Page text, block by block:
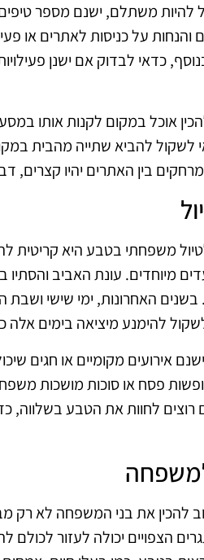
להיות משתלם, ישנם מספר
על כניסות לאתרים או
כדאי לבדוק אם ישנן
אוכל במקום לקנות אותו
לשקול להביא שתייה מהבית
בין האתרים יהיו קצרים,
משפחתי בטבע היא
מיוחדים. עונת האביב
האחרונות, ימי שישי ושבת
להימנע מיציאה בימים אלה
אירועים מקומיים או חגים
פסח או סוכות מושכות
רוצים לחוות את הטבע בשלווה,
להכין את בני המשפחה לא רק
הצפויים יכולה לעזור